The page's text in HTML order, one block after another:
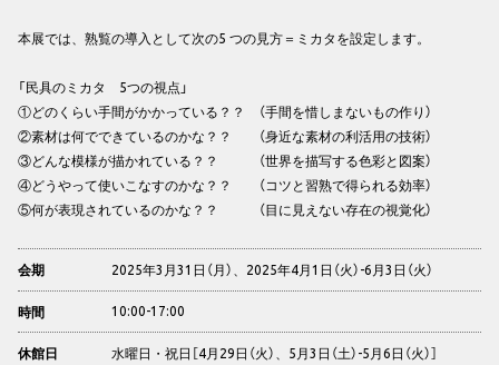
本展では、熟覧の導入として次の5 つの見方＝ミカタを設定します。
「民具のミカタ 5つの視点」
①どのくらい手間がかかっている？？ （手間を惜しまないもの作り）
②素材は何でできているのかな？？ （身近な素材の利活用の技術）
③どんな模様が描かれている？？ （世界を描写する色彩と図案）
④どうやって使いこなすのかな？？ （コツと習熟で得られる効率）
⑤何が表現されているのかな？？ （目に見えない存在の視覚化）
会期 2025年3月31日（月）、2025年4月1日（火）-6月3日（火）
時間 10:00-17:00
休館日 水曜日・祝日［4月29日（火）、5月3日（土）-5月6日（火）］